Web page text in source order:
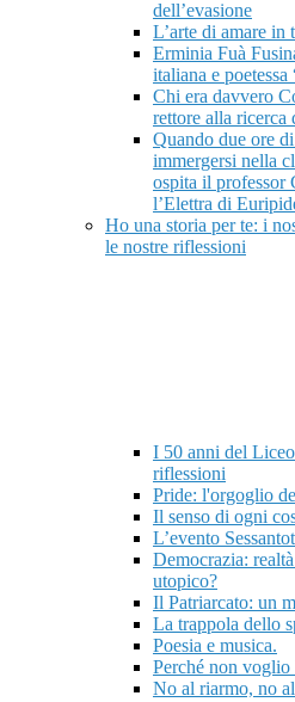
dell’evasione
L’arte di amare in
Erminia Fuà
italiana e
Chi era davvero
rettore alla ricerca
Quando due ore
immergersi nella
ospita il professor
l’Elettra di
Ho una storia per te: i
le nostre riflessioni
I 50 anni del
riflessioni
Pride: l'orgoglio
Il senso di ogni
L’evento
Democrazia:
utopico?
Il Patriarcato: un
La trappola dello
Poesia e musica.
Perché non voglio
No al riarmo, no